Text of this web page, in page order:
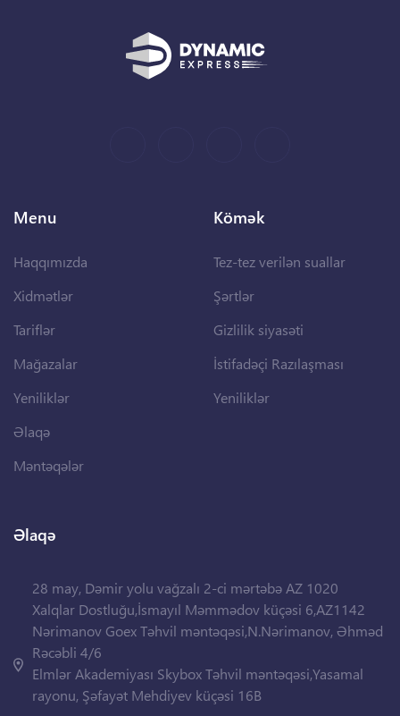
Menu
Haqqımızda
Xidmətlər
Tariflər
Mağazalar
Yeniliklər
Əlaqə
Məntəqələr
Kömək
Tez-tez verilən suallar
Şərtlər
Gizlilik siyasəti
İstifadəçi Razılaşması
Yeniliklər
Əlaqə
28 may, Dəmir yolu vağzalı 2-ci mərtəbə AZ 1020
Xalqlar Dostluğu,İsmayıl Məmmədov küçəsi 6,AZ1142
Nərimanov Goex Təhvil məntəqəsi,N.Nərimanov, Əhməd
Rəcəbli 4/6
Elmlər Akademiyası Skybox Təhvil məntəqəsi,Yasamal
rayonu, Şəfayət Mehdiyev küçəsi 16B